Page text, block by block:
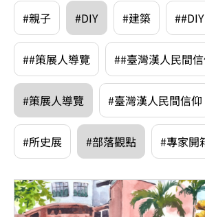
#親子 #DIY #建築 ##DIY
##策展人導覽 ##臺灣漢人民間
#策展人導覽 #臺灣漢人民間信仰
#所史展 #部落觀點 #專家開